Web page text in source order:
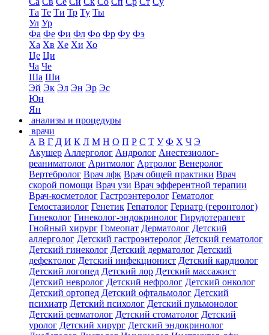
Та Те Ти Тр Ту Ты
Ул Ур
Фа Фе Фи Фл Фо Фр Фу Фэ
Ха Хв Хе Хи Хо
Це Ци
Ча Че
Ша Ши
Эй Эк Эл Эн Эр Эс
Юн
Ян
анализы и процедуры
врачи
А В Г Д И К Л М Н О П Р С Т У Ф Х Ч Э
Акушер Аллерголог Андролог Анестезиолог-
реаниматолог Аритмолог Артролог Венеролог
Вертебролог Врач лфк Врач общей практики Врач
скорой помощи Врач узи Врач эфферентной терапии
Врач-косметолог Гастроэнтеролог Гематолог
Гемостазиолог Генетик Гепатолог Гериатр (геронтолог)
Гинеколог Гинеколог-эндокринолог Гирудотерапевт
Гнойный хирург Гомеопат Дерматолог Детский
аллерголог Детский гастроэнтеролог Детский гематолог
Детский гинеколог Детский дерматолог Детский
дефектолог Детский инфекционист Детский кардиолог
Детский логопед Детский лор Детский массажист
Детский невролог Детский нефролог Детский онколог
Детский ортопед Детский офтальмолог Детский
психиатр Детский психолог Детский пульмонолог
Детский ревматолог Детский стоматолог Детский
уролог Детский хирург Детский эндокринолог